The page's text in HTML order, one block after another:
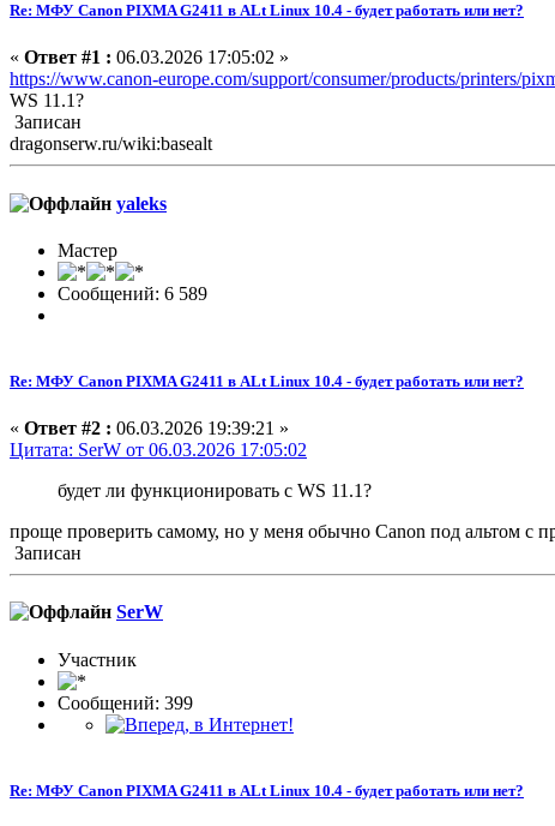
Re: МФУ Canon PIXMA G2411 в ALt Linux 10.4 - будет работать или нет?
« Ответ #1 : 06.03.2026 17:05:02 »
https://www.canon-europe.com/support/consumer/products/printers/
WS 11.1?
Записан
dragonserw.ru/wiki:basealt
yaleks
Мастер
Сообщений: 6 589
Re: МФУ Canon PIXMA G2411 в ALt Linux 10.4 - будет работать или нет?
« Ответ #2 : 06.03.2026 19:39:21 »
Цитата: SerW от 06.03.2026 17:05:02
будет ли функционировать с WS 11.1?
проще проверить самому, но у меня обычно Canon под альтом с
Записан
SerW
Участник
Сообщений: 399
Re: МФУ Canon PIXMA G2411 в ALt Linux 10.4 - будет работать или нет?